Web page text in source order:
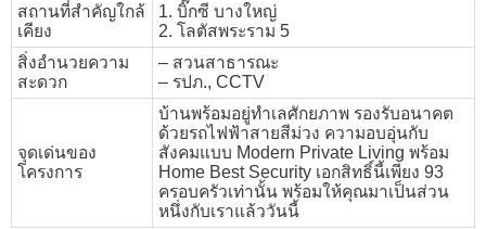
สถานที่สำคัญใกล้
เคียง
1. บิ๊กซี บางใหญ่
2. โลตัสพระราม 5
สิ่งอำนวยความ
สะดวก
– สวนสาธารณะ
– รปภ., CCTV
จุดเด่นของ
โครงการ
บ้านพร้อมอยู่ทำเลศักยภาพ รองรับอนาคต
ด้วยรถไฟฟ้าสายสีม่วง ความอบอุ่นกับ
สังคมแบบ Modern Private Living พร้อม
Home Best Security เอกสิทธิ์นี้เพียง 93
ครอบครัวเท่านั้น พร้อมให้คุณมาเป็นส่วน
หนึ่งกับเราแล้ววันนี้